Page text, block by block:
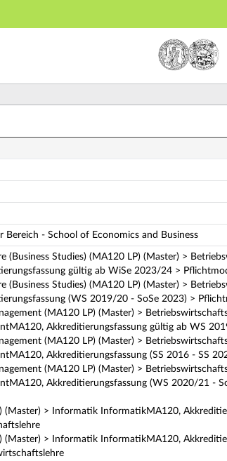
- School of Economics and Business
(Business Studies) (MA120 LP) (Master) >
gültig ab WiSe 2023/24 >
(Business Studies) (MA120 LP) (Master) >
(WS 2019/20 - SoSe 2023) >
(MA120 LP) (Master) >
Akkreditierungsfassung gültig ab WS
(MA120 LP) (Master) >
Akkreditierungsfassung (SS 2016 - SS
(MA120 LP) (Master) >
Akkreditierungsfassung (WS 2020/21 -
(Master) > Informatik InformatikMA120,
(Master) > Informatik InformatikMA120,